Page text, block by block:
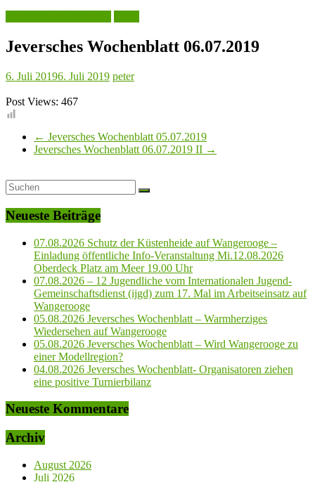
Jeversches Wochenblatt 06.07.2019
6. Juli 20196. Juli 2019 peter
Post Views: 467
← Jeversches Wochenblatt 05.07.2019
Jeversches Wochenblatt 06.07.2019 II →
Neueste Beiträge
07.08.2026 Schutz der Küstenheide auf Wangerooge –
Einladung öffentliche Info-Veranstaltung Mi.12.08.2026
Oberdeck Platz am Meer 19.00 Uhr
07.08.2026 – 12 Jugendliche vom Internationalen Jugend-
Gemeinschaftsdienst (ijgd) zum 17. Mal im Arbeitseinsatz auf
Wangerooge
05.08.2026 Jeversches Wochenblatt – Warmherziges
Wiedersehen auf Wangerooge
05.08.2026 Jeversches Wochenblatt – Wird Wangerooge zu
einer Modellregion?
04.08.2026 Jeversches Wochenblatt- Organisatoren ziehen
eine positive Turnierbilanz
Neueste Kommentare
Archiv
August 2026
Juli 2026